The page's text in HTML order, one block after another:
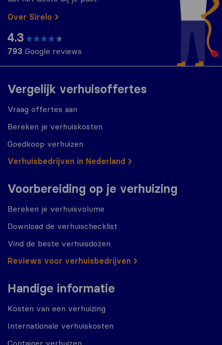
Vergelijk verhuisoffertes
Vraag offertes aan
Bereken je verhuiskosten
Goedkoop verhuizen
Verhuisbedrijven in Nederland
Voorbereiding op je verhuizing
Bereken je verhuisvolume
Download de verhuischecklist
Vind de beste verhuisdozen
Reviews voor verhuisbedrijven
Handige informatie
Kosten van een verhuizing
Internationale verhuiskosten
Container verhuizen
Over Sirelo
4.3
793 Google reviews